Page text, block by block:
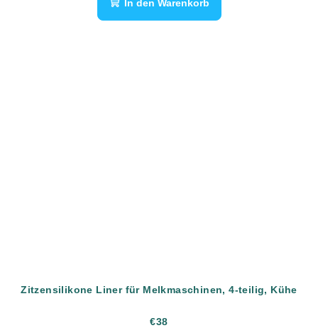
In den Warenkorb
Zitzensilikone Liner für Melkmaschinen, 4-teilig, Kühe
€38